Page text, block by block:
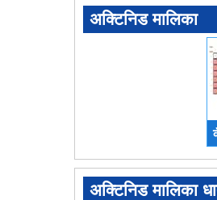
अक्टिनिड मालिका
अक्टिनिड मालिका